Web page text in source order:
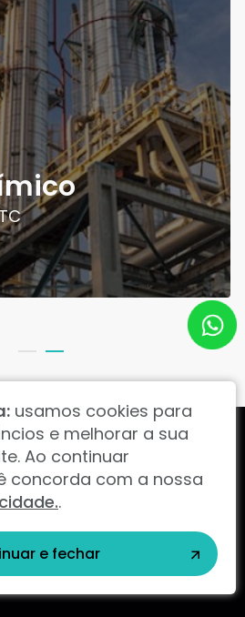
CLIENTES
NOSSO
usamos cookies para
e melhorar a sua
Ao continuar
concorda com a nossa
.
e fechar